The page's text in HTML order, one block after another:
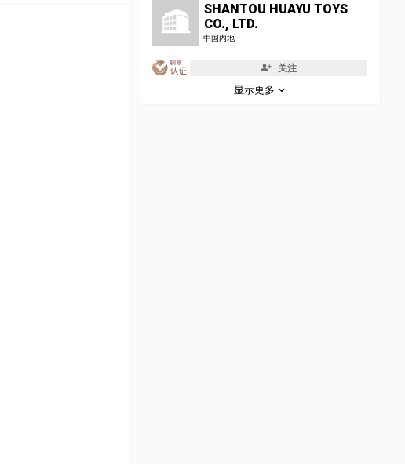
SHANTOU HUAYU TOYS
CO., LTD.
中国内地
关注
显示更多